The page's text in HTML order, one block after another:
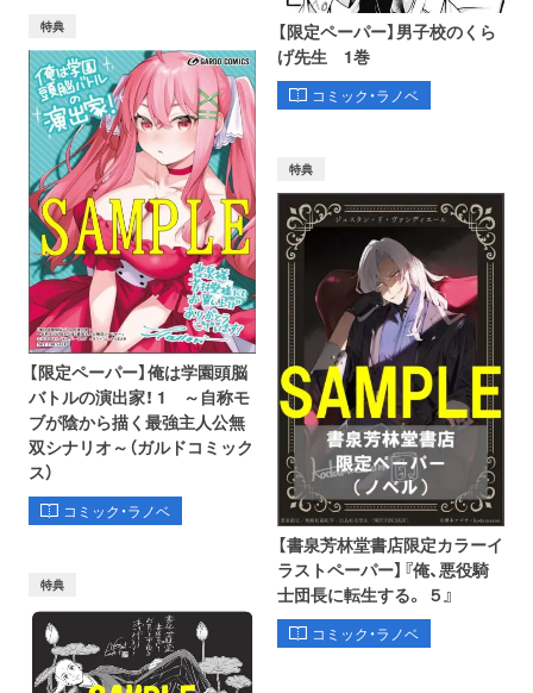
【限定ペーパー】男子校のくら
げ先生 1巻
コミック・ラノベ
特典
【限定ペーパー】俺は学園頭脳
バトルの演出家！ 1 ～自称モ
ブが陰から描く最強主人公無
双シナリオ～（ガルドコミック
ス）
コミック・ラノベ
特典
【書泉芳林堂書店限定カラーイ
ラストペーパー】『俺、悪役騎
士団長に転生する。 ５』
コミック・ラノベ
特典